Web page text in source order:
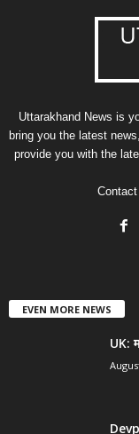
Uttarakhand News is
bring you the latest
provide you with the
EVEN MORE NEWS
UK: